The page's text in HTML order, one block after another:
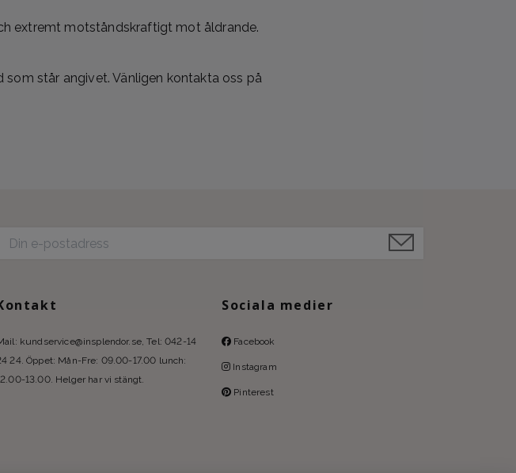
extremt motståndskraftigt mot åldrande.
står angivet. Vänligen kontakta oss på
kundservice@insplendor.se, Tel: 042-14
24. Öppet: Mån-Fre: 09.00-17.00 lunch:
13.00. Helger har vi stängt.
Sociala medier
Facebook
Instagram
Pinterest